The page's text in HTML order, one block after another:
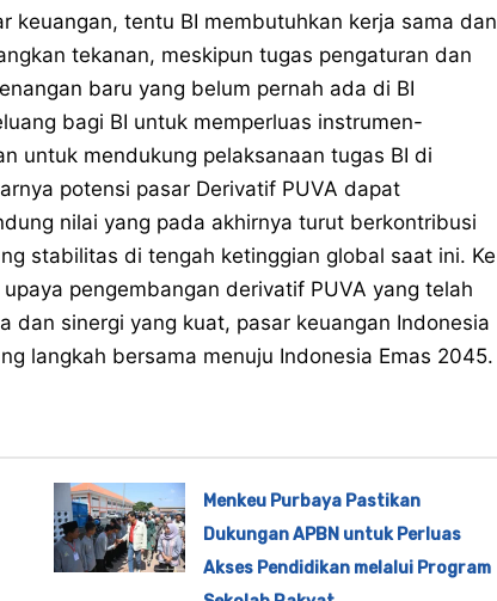
keuangan, tentu BI membutuhkan kerja sama dan
tekanan, meskipun tugas pengaturan dan
baru yang belum pernah ada di BI
bagi BI untuk memperluas instrumen-
untuk mendukung pelaksanaan tugas BI di
potensi pasar Derivatif PUVA dapat
nilai yang pada akhirnya turut berkontribusi
stabilitas di tengah ketinggian global saat ini. Ke
pengembangan derivatif PUVA yang telah
dan sinergi yang kuat, pasar keuangan Indonesia
langkah bersama menuju Indonesia Emas 2045.
Menkeu Purbaya Pastikan
Dukungan APBN untuk Perluas
Akses Pendidikan melalui Program